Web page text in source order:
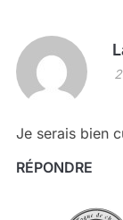
Je serais bien
RÉPONDRE